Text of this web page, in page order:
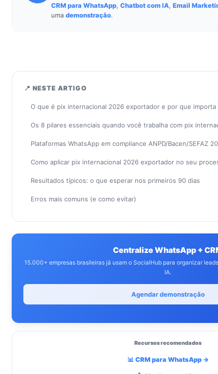
CRM para WhatsApp, Chatbot com IA, Email
uma demonstração.
📍 NESTE ARTIGO
O que é pix internacional 2026 exportador e por que importa
Os 8 pilares essenciais quando você trabalha com pix
Plataformas WhatsApp em compliance ANPD/Bacen/SEFAZ
Como aplicar pix internacional 2026 exportador no seu
Resultados típicos: o que esperar nos primeiros 90 dias
Erros mais comuns (e como evitar)
Centralize WhatsApp +
15.000+ empresas brasileiras já usam o SocialHub para organizar
IA.
Agendar demonstração
Recursos recomendados
📊 CRM para WhatsApp →